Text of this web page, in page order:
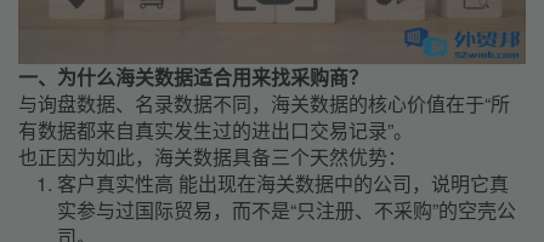
一、为什么海关数据适合用来找采购商？
与询盘数据、名录数据不同，海关数据的核心价值在于“所
有数据都来自真实发生过的进出口交易记录”。
也正因为如此，海关数据具备三个天然优势：
客户真实性高 能出现在海关数据中的公司，说明它真
实参与过国际贸易，而不是“只注册、不采购”的空壳公
司。